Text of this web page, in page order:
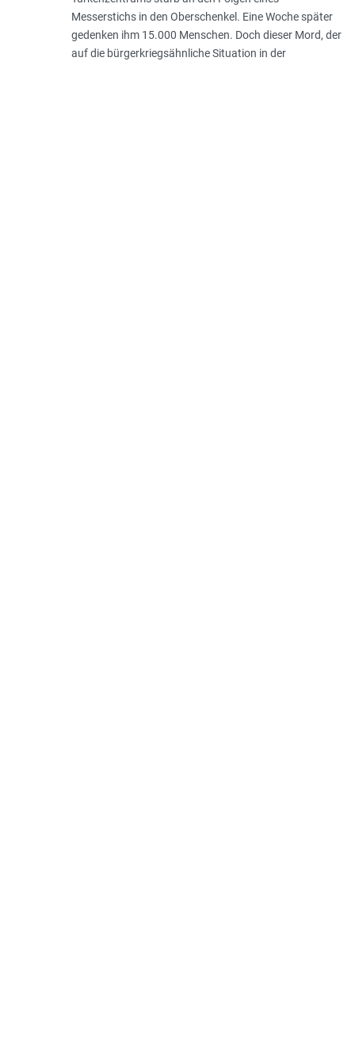
Messerstichs in den Oberschenkel. Eine Woche später
gedenken ihm 15.000 Menschen. Doch dieser Mord, der
auf die bürgerkriegsähnliche Situation in der